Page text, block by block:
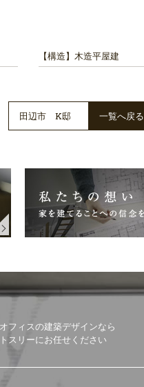
【構造】 木造平屋建
田辺市 K邸 一覧へ戻る
フィスの建築デザインなら
スリーにお任せください